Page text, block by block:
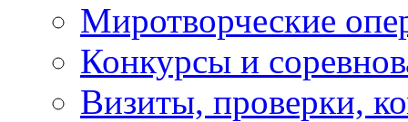
Миротворческие
Конкурсы и
Визиты, проверки,